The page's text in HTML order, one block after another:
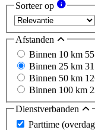
Sorteer op
Afstanden
Binnen 10 km 55
Binnen 25 km
Binnen 50 km
Binnen 100 km
Dienstverbanden
Parttime